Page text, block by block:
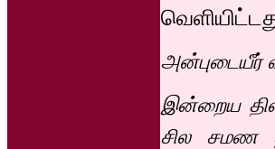
இன்றைய
சில சமண